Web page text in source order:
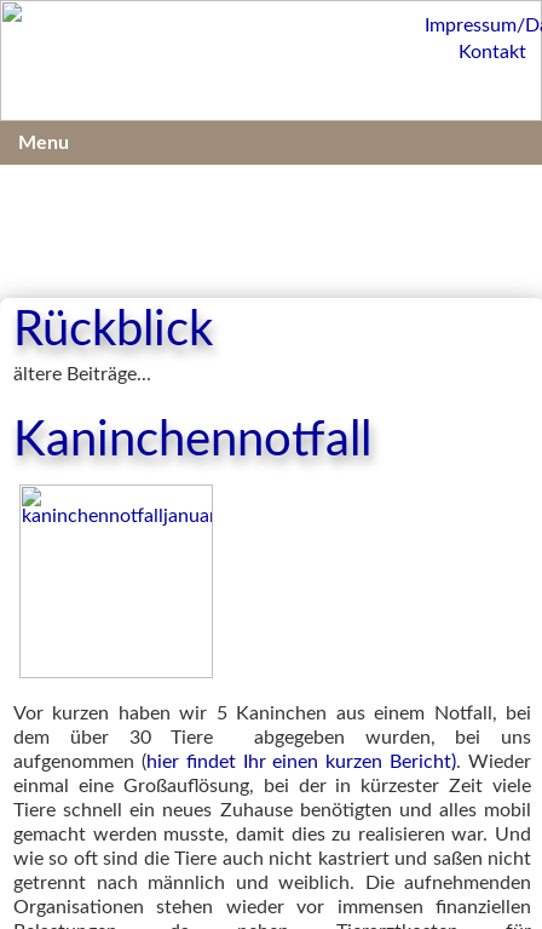
Rückblick
ältere Beiträge...
Kaninchennotfall
Vor kurzen haben wir 5 Kaninchen aus einem Notfall, bei
dem über 30 Tiere abgegeben wurden, bei uns
aufgenommen (hier findet Ihr einen kurzen Bericht). Wieder
einmal eine Großauflösung, bei der in kürzester Zeit viele
Tiere schnell ein neues Zuhause benötigten und alles mobil
gemacht werden musste, damit dies zu realisieren war. Und
wie so oft sind die Tiere auch nicht kastriert und saßen nicht
getrennt nach männlich und weiblich. Die aufnehmenden
Organisationen stehen wieder vor immensen finanziellen
Impressum/
Kontakt
Menu